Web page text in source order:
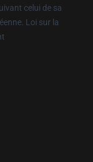
celui de sa
Loi sur la